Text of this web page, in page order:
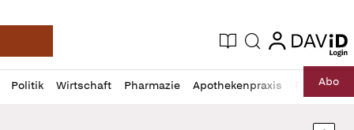
Deutsche Apotheker Zeitung
Aktuelle Ausgabe
Suche login
login
Politik Wirtschaft Pharmazie Apothekenpraxis RechtAbo
Profil
öffnen
Daz
Pur